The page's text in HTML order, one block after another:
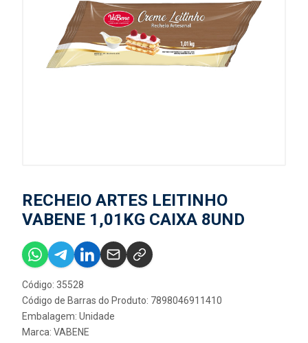
RECHEIO ARTES LEITINHO
VABENE 1,01KG CAIXA 8UND
Código: 35528
Código de Barras do Produto: 7898046911410
Embalagem: Unidade
Marca: VABENE